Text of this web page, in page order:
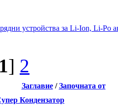
устройства за Li-Ion, Li-Po
1] 2
Заглавие/Започната от
Кондензатор